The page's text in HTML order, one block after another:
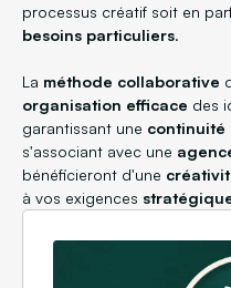
processus créatif soit en
besoins particuliers.
La méthode collaborative
organisation efficace des
garantissant une continuité
s'associant avec une
bénéficieront d'une
à vos exigences